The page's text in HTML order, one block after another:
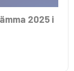
2025 i